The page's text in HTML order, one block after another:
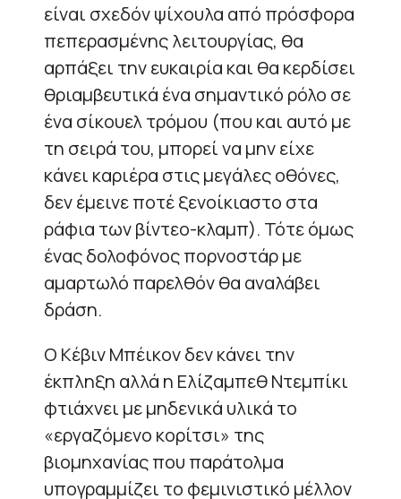
είναι σχεδόν ψίχουλα από πρόσφορα
πεπερασμένης λειτουργίας, θα
αρπάξει την ευκαιρία και θα κερδίσει
θριαμβευτικά ένα σημαντικό ρόλο σε
ένα σίκουελ τρόμου (που και αυτό με
τη σειρά του, μπορεί να μην είχε
κάνει καριέρα στις μεγάλες οθόνες,
δεν έμεινε ποτέ ξενοίκιαστο στα
ράφια των βίντεο-κλαμπ). Τότε όμως
ένας δολοφόνος πορνοστάρ με
αμαρτωλό παρελθόν θα αναλάβει
δράση.
Ο Κέβιν Μπέικον δεν κάνει την
έκπληξη αλλά η Ελίζαμπεθ Ντεμπίκι
φτιάχνει με μηδενικά υλικά το
«εργαζόμενο κορίτσι» της
βιομηχανίας που παράτολμα
υπογραμμίζει το φεμινιστικό μέλλον